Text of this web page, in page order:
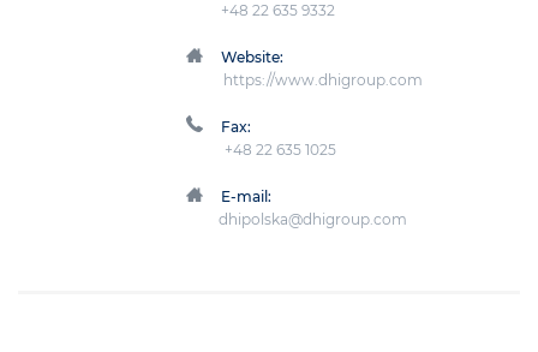
+48 22 635 9332
Website:
https://www.dhigroup.com
Fax:
+48 22 635 1025
E-mail:
dhipolska@dhigroup.com